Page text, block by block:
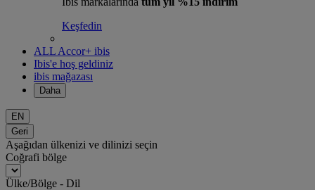
Keşfedin
ALL Accor+ ibis
Ibis'e hoş geldiniz
ibis mağazası
Daha
EN
Geri
Aşağıdan ülkenizi ve dilinizi seçin
Coğrafi bölge
Ülke/Bölge - Dil